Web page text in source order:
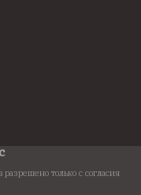
только с согласия